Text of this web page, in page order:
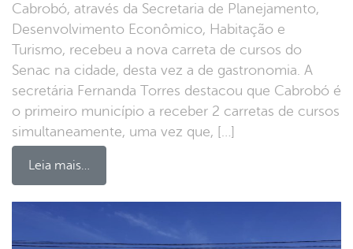
Cabrobó, através da Secretaria de Planejamento,
Desenvolvimento Econômico, Habitação e
Turismo, recebeu a nova carreta de cursos do
Senac na cidade, desta vez a de gastronomia. A
secretária Fernanda Torres destacou que Cabrobó é
o primeiro município a receber 2 carretas de cursos
simultaneamente, uma vez que, […]
Leia mais…